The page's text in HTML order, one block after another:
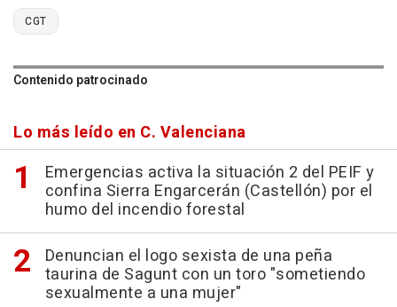
CGT
Contenido patrocinado
Lo más leído en C. Valenciana
Emergencias activa la situación 2 del PEIF y
confina Sierra Engarcerán (Castellón) por el
humo del incendio forestal
Denuncian el logo sexista de una peña
taurina de Sagunt con un toro "sometiendo
sexualmente a una mujer"